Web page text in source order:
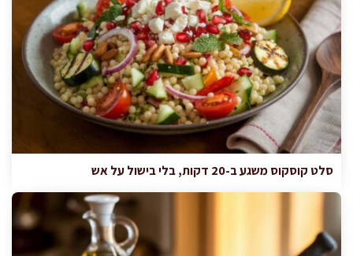
סלט קוסקוס משגע ב-20 דקות, בלי בישול על אש